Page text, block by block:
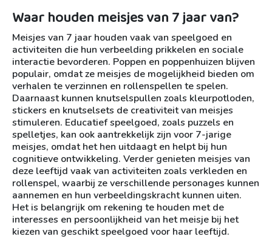
Waar houden meisjes van 7 jaar van?
Meisjes van 7 jaar houden vaak van speelgoed en
activiteiten die hun verbeelding prikkelen en sociale
interactie bevorderen. Poppen en poppenhuizen blijven
populair, omdat ze meisjes de mogelijkheid bieden om
verhalen te verzinnen en rollenspellen te spelen.
Daarnaast kunnen knutselspullen zoals kleurpotloden,
stickers en knutselsets de creativiteit van meisjes
stimuleren. Educatief speelgoed, zoals puzzels en
spelletjes, kan ook aantrekkelijk zijn voor 7-jarige
meisjes, omdat het hen uitdaagt en helpt bij hun
cognitieve ontwikkeling. Verder genieten meisjes van
deze leeftijd vaak van activiteiten zoals verkleden en
rollenspel, waarbij ze verschillende personages kunnen
aannemen en hun verbeeldingskracht kunnen uiten.
Het is belangrijk om rekening te houden met de
interesses en persoonlijkheid van het meisje bij het
kiezen van geschikt speelgoed voor haar leeftijd.